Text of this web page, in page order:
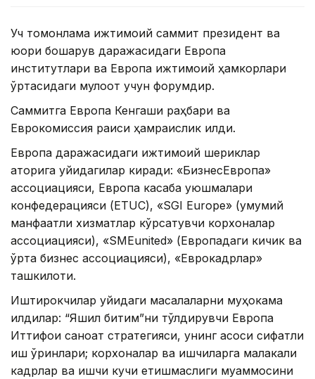
Уч томонлама ижтимоий саммит президент ва
юқори бошқарув даражасидаги Европа
институтлари ва Европа ижтимоий ҳамкорлари
ўртасидаги мулоқот учун форумдир.
Саммитга Европа Кенгаши раҳбари ва
Еврокомиссия раиси ҳамраислик қилди.
Европа даражасидаги ижтимоий шериклар
қаторига қуйидагилар киради: «БизнесЕвропа»
ассоциацияси, Европа касаба уюшмалари
конфедерацияси (ETUC), «SGI Europe» (умумий
манфаатли хизматлар кўрсатувчи корхоналар
ассоциацияси), «SMEunited» (Европадаги кичик ва
ўрта бизнес ассоциацияси), «Еврокадрлар»
ташкилоти.
Иштирокчилар қуйидаги масалаларни муҳокама
қилдилар: “Яшил битим”ни тўлдирувчи Европа
Иттифоқи саноат стратегияси, унинг асоси сифатли
иш ўринлари; корхоналар ва ишчиларга малакали
кадрлар ва ишчи кучи етишмаслиги муаммосини